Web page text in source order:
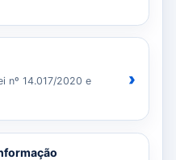
nº 14.017/2020 e
›